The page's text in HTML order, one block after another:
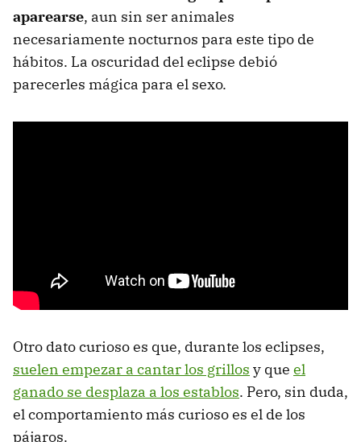
aparearse, aun sin ser animales
necesariamente nocturnos para este tipo de
hábitos. La oscuridad del eclipse debió
parecerles mágica para el sexo.
Otro dato curioso es que, durante los eclipses,
suelen empezar a cantar los grillos y que el
ganado se desplaza a los establos. Pero, sin duda,
el comportamiento más curioso es el de los
pájaros.